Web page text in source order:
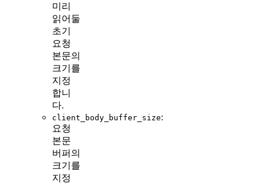
미리
읽어둘
초기
요청
본문의
크기를
지정
합니
다.
client_body_buffer_size:
요청
본문
버퍼의
크기를
지정